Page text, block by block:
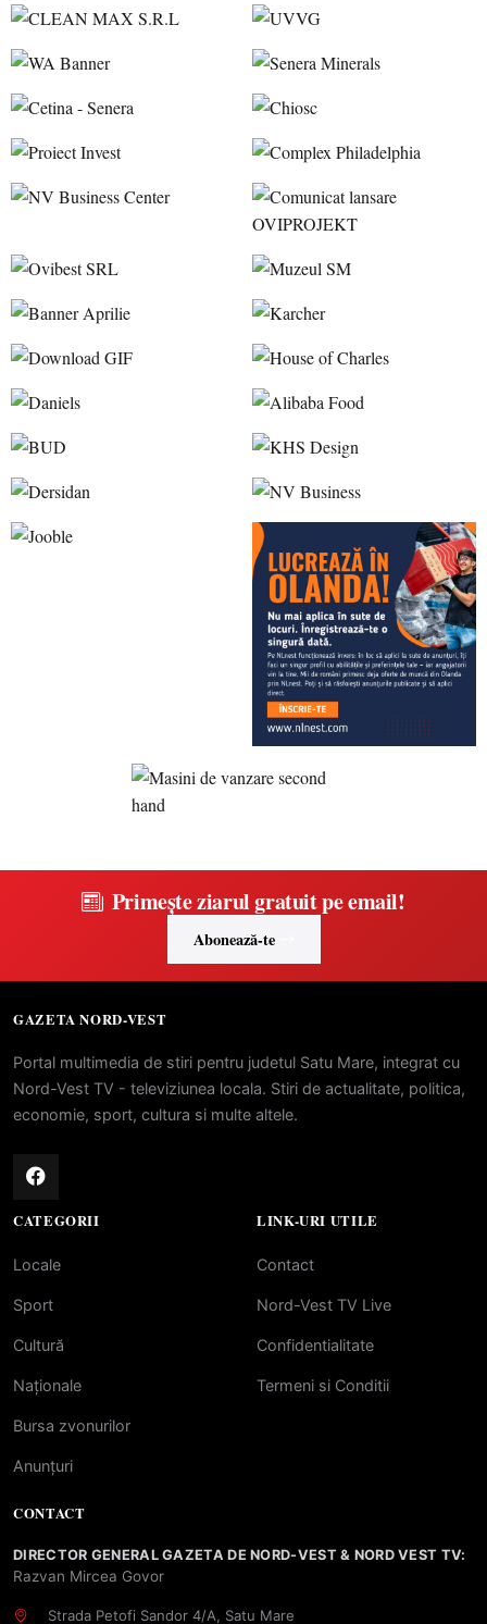
Primește ziarul gratuit pe email!
Abonează-te
GAZETA NORD-VEST
Portal multimedia de stiri pentru judetul Satu Mare, integrat cu
Nord-Vest TV - televiziunea locala. Stiri de actualitate, politica,
economie, sport, cultura si multe altele.
CATEGORII
Locale
Sport
Cultură
Naționale
Bursa zvonurilor
Anunțuri
LINK-URI UTILE
Contact
Nord-Vest TV Live
Confidentialitate
Termeni si Conditii
CONTACT
DIRECTOR GENERAL GAZETA DE NORD-VEST & NORD VEST TV:
Razvan Mircea Govor
Strada Petofi Sandor 4/A, Satu Mare